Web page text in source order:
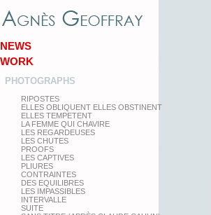
NEWS
WORK
PHOTOGRAPHS
RIPOSTES
ELLES OBLIQUENT ELLES OBSTINENT
ELLES TEMPETENT
LA FEMME QUI CHAVIRE
LES REGARDEUSES
LES CHUTES
PROOFS
LES CAPTIVES
PLIURES
CONTRAINTES
DES EQUILIBRES
LES IMPASSIBLES
INTERVALLE
SUITE